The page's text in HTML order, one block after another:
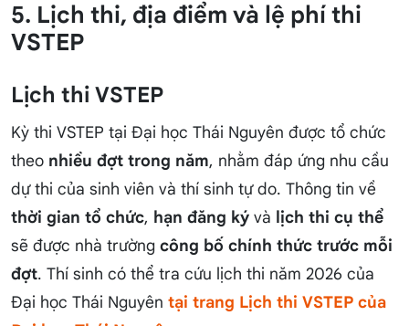
5. Lịch thi, địa điểm và lệ phí thi
VSTEP
Lịch thi VSTEP
Kỳ thi VSTEP tại Đại học Thái Nguyên được tổ chức
theo nhiều đợt trong năm, nhằm đáp ứng nhu cầu
dự thi của sinh viên và thí sinh tự do. Thông tin về
thời gian tổ chức, hạn đăng ký và lịch thi cụ thể
sẽ được nhà trường công bố chính thức trước mỗi
đợt. Thí sinh có thể tra cứu lịch thi năm 2026 của
Đại học Thái Nguyên tại trang Lịch thi VSTEP của